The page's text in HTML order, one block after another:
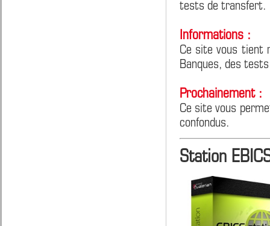
tests de transfert.
Informations :
Ce site vous tient
Banques, des
Prochainement :
Ce site vous
confondus.
Station